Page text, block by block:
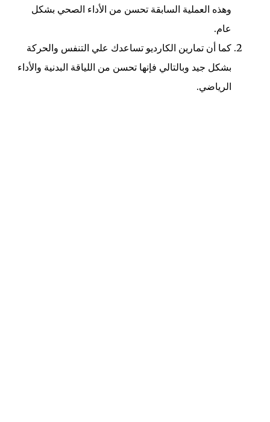
وهذه العملية السابقة تحسن من الأداء الصحي بشكل
عام.
كما أن تمارين الكارديو تساعدك علي التنفس والحركة
بشكل جيد وبالتالي فإنها تحسن من اللياقة البدنية والأداء
الرياضي.